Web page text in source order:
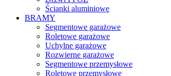
Ścianki aluminiowe
BRAMY
Segmentowe garażowe
Roletowe garażowe
Uchylne garażowe
Rozwierne garażowe
Segmentowe przemysłowe
Roletowe przemysłowe